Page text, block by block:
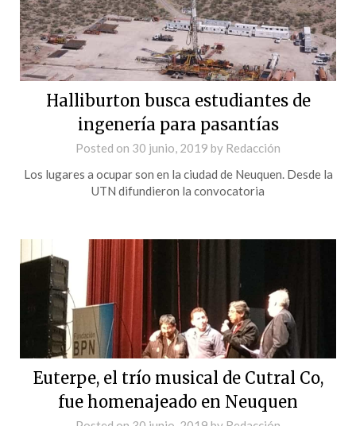
Halliburton busca estudiantes de
ingenería para pasantías
Posted on 30 junio, 2019 by Redacción
Los lugares a ocupar son en la ciudad de Neuquen. Desde la
UTN difundieron la convocatoria
Euterpe, el trío musical de Cutral Co,
fue homenajeado en Neuquen